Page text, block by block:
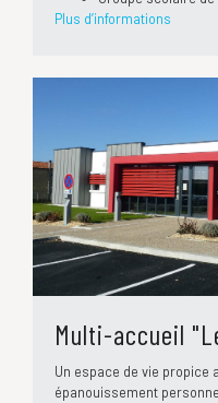
Plus d’informations
Multi-accueil
Un espace de vie
épanouissement